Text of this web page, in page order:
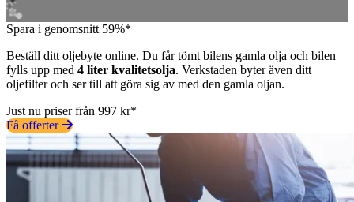
Spara i genomsnitt 59%*
Beställ ditt oljebyte online. Du får tömt bilens gamla olja och bilen
fylls upp med 4 liter kvalitetsolja. Verkstaden byter även ditt
oljefilter och ser till att göra sig av med den gamla oljan.
Just nu priser från 997 kr*
Få offerter